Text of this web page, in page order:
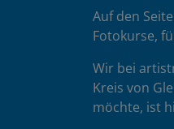
Auf den
Fotokurse,
Wir bei
Kreis von
möchte, ist